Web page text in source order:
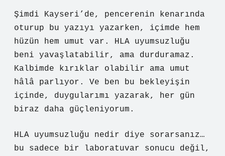
Şimdi Kayseri’de, pencerenin kenarında
oturup bu yazıyı yazarken, içimde hem
hüzün hem umut var. HLA uyumsuzluğu
beni yavaşlatabilir, ama durduramaz.
Kalbimde kırıklar olabilir ama umut
hâlâ parlıyor. Ve ben bu bekleyişin
içinde, duygularımı yazarak, her gün
biraz daha güçleniyorum.
HLA uyumsuzluğu nedir diye sorarsanız…
bu sadece bir laboratuvar sonucu değil,